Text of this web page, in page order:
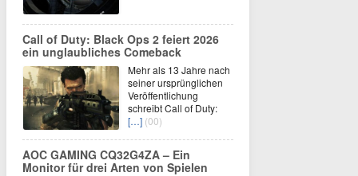
Call of Duty: Black Ops 2 feiert 2026
ein unglaubliches Comeback
Mehr als 13 Jahre nach
seiner ursprünglichen
Veröffentlichung
schreibt Call of Duty:
[…] (00)
AOC GAMING CQ32G4ZA – Ein
Monitor für drei Arten von Spielen